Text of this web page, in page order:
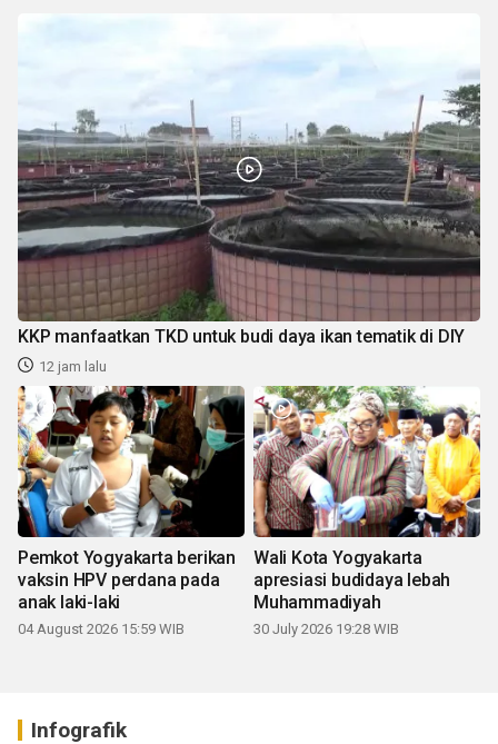
KKP manfaatkan TKD untuk budi daya ikan tematik di DIY
12 jam lalu
Pemkot Yogyakarta berikan
vaksin HPV perdana pada
anak laki-laki
04 August 2026 15:59 WIB
Wali Kota Yogyakarta
apresiasi budidaya lebah
Muhammadiyah
30 July 2026 19:28 WIB
Infografik